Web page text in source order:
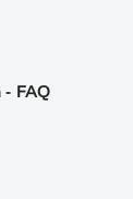
FAQ